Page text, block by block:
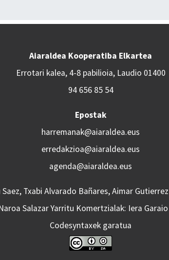
Aiaraldea Kooperatiba Elkartea
Errotari kalea, 4-8 pabilioia, Laudio 01400
94 656 85 54
Epostak
harremanak@aiaraldea.eus
erredakzioa@aiaraldea.eus
agenda@aiaraldea.eus
Txabi Alvarado Bañares, Aimar
Salazar Yarritu Komertzialak: Iera
Codesyntaxek garatua